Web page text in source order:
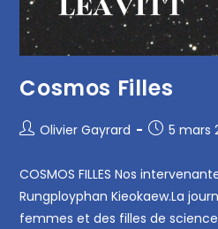
Cosmos Filles
Olivier Gayrard 5 mars
COSMOS FILLES Nos
Rungployphan Kieokaew.La
femmes et des filles de science